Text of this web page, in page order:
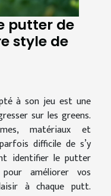
putter de
style de
à son jeu est une
sur les greens.
matériaux et
difficile de s’y
identifier le putter
améliorer vos
à chaque putt.